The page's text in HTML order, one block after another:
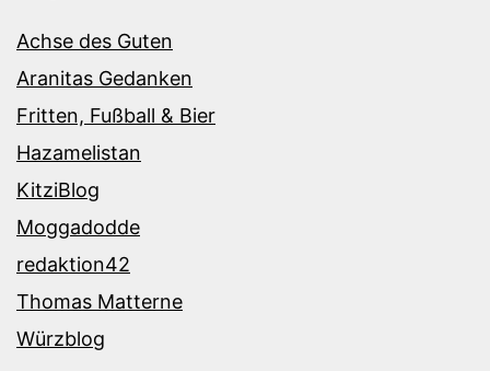
Achse des Guten
Aranitas Gedanken
Fritten, Fußball & Bier
Hazamelistan
KitziBlog
Moggadodde
redaktion42
Thomas Matterne
Würzblog